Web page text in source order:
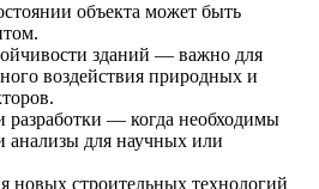
объекта может быть
зданий — важно для
воздействия природных и
разработки — когда необходимы
анализы для научных или
новых строительных технологий